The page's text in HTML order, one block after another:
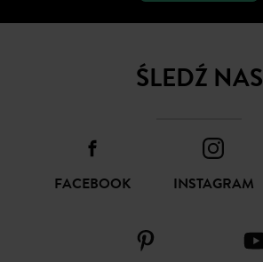
ŚLEDŹ NAS
FACEBOOK INSTAGRAM